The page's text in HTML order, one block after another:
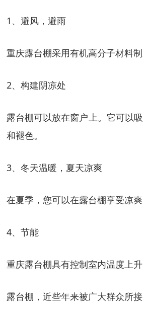
1、避风，避雨
重庆露台棚采用有机高分子材料
2、构建阴凉处
露台棚可以放在窗户上。它可以
和褪色。
3、冬天温暖，夏天凉爽
在夏季，您可以在露台棚享受凉
4、节能
重庆露台棚具有控制室内温度上
露台棚，近些年来被广大群众所